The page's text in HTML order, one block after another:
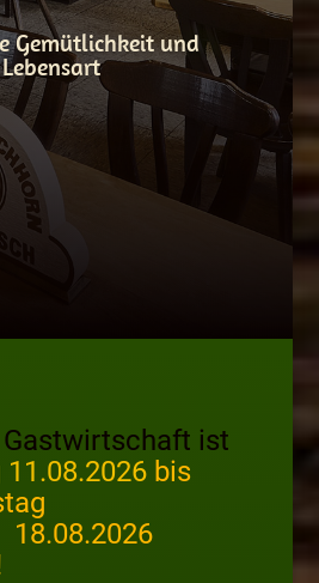
Gemütlichkeit und
Lebensart
ist
bis